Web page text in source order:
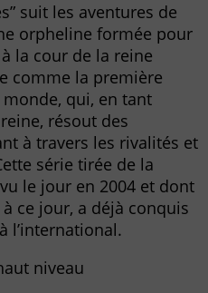
suit les aventures de
orpheline formée pour
la cour de la reine
comme la première
qui, en tant
résout des
à travers les rivalités et
série tirée de la
le jour en 2004 et dont
ce jour, a déjà conquis
l’international.
niveau